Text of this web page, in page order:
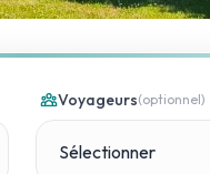
Voyageurs(optionnel)